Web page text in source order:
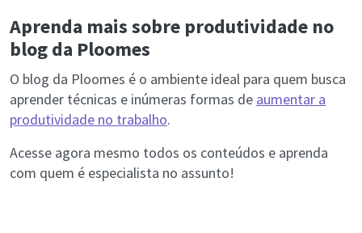
Aprenda mais sobre produtividade no
blog da Ploomes
O blog da Ploomes é o ambiente ideal para quem busca
aprender técnicas e inúmeras formas de aumentar a
produtividade no trabalho.
Acesse agora mesmo todos os conteúdos e aprenda
com quem é especialista no assunto!